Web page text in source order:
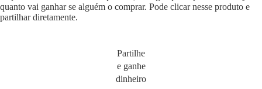
quanto vai ganhar se alguém o comprar. Pode clicar nesse produto e
partilhar diretamente.
Partilhe
e ganhe
dinheiro